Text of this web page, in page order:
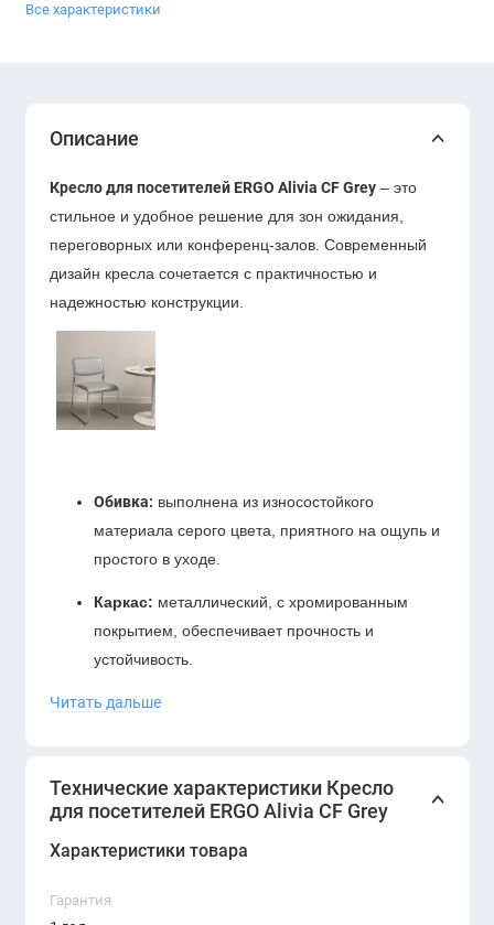
Все характеристики
Описание
Кресло для посетителей ERGO Alivia CF Grey – это
стильное и удобное решение для зон ожидания,
переговорных или конференц-залов. Современный
дизайн кресла сочетается с практичностью и
надежностью конструкции.
Обивка: выполнена из износостойкого
материала серого цвета, приятного на ощупь и
простого в уходе.
Каркас: металлический, с хромированным
покрытием, обеспечивает прочность и
устойчивость.
Сиденье и спинка:
Назначение:идеально подходит для офисов,
помещений.
Преимущества:
Читать дальше
Технические характеристики Кресло
для посетителей ERGO Alivia CF Grey
Характеристики товара
Гарантия